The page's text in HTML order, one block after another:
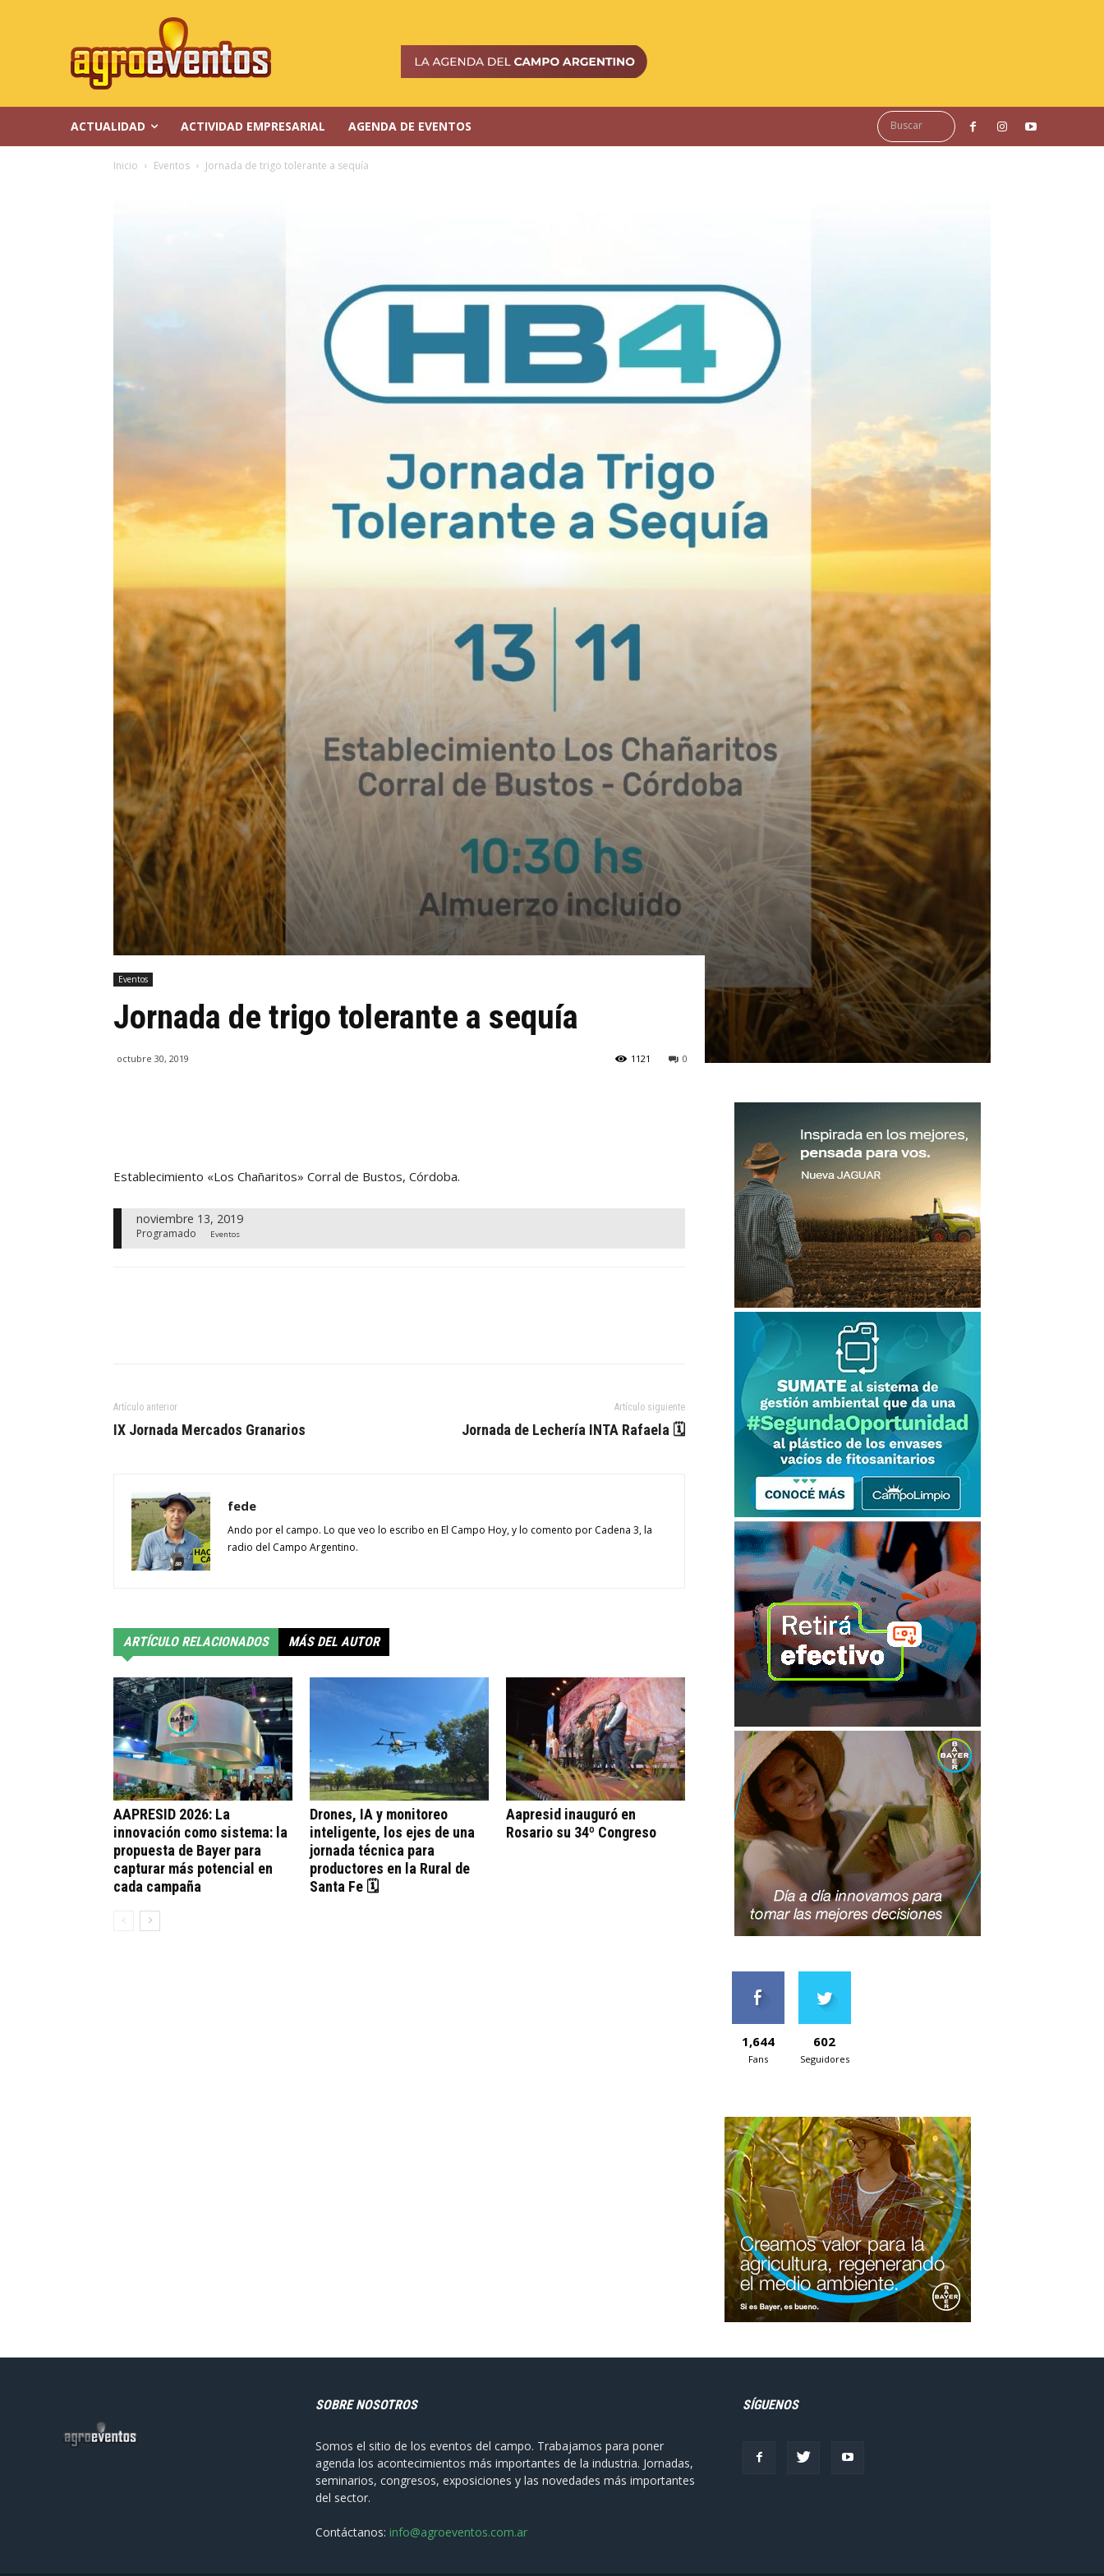
ACTUALIDAD ACTIVIDAD EMPRESARIAL AGENDA DE EVENTOS Buscar
Inicio Eventos Jornada de trigo tolerante a sequía
Eventos
Jornada de trigo tolerante a sequía
octubre 30, 2019 0
1121
Establecimiento «Los Chañaritos» Corral de Bustos, Córdoba.
noviembre 13, 2019
Programado Eventos
Artículo anterior
IX Jornada Mercados Granarios
Artículo siguiente
Jornada de Lechería INTA Rafaela 🗓
fede
Ando por el campo. Lo que veo lo escribo en El Campo Hoy, y lo comento por Cadena 3, la
radio del Campo Argentino.
ARTÍCULO RELACIONADOS MÁS DEL AUTOR
AAPRESID 2026: La
innovación como sistema: la
propuesta de Bayer para
capturar más potencial en
cada campaña
Drones, IA y monitoreo
inteligente, los ejes de una
jornada técnica para
productores en la Rural de
Santa Fe 🗓
Aapresid inauguró en
Rosario su 34º Congreso
1,644
Fans
602
Seguidores
SOBRE NOSOTROS
Somos el sitio de los eventos del campo. Trabajamos para poner
agenda los acontecimientos más importantes de la industria. Jornadas,
seminarios, congresos, exposiciones y las novedades más importantes
del sector.
Contáctanos: info@agroeventos.com.ar
SÍGUENOS